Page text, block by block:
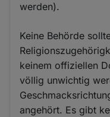
werden).
Keine Behörde
keinem offiziellen
völlig unwichtig
angehört. Es gibt